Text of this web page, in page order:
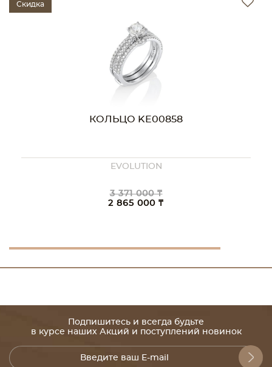
Скидка
КОЛЬЦО KE00858
EVOLUTION
3 371 000 ₸
2 865 000 ₸
Подпишитесь и всегда будьте
в курсе наших Акций и поступлений новинок